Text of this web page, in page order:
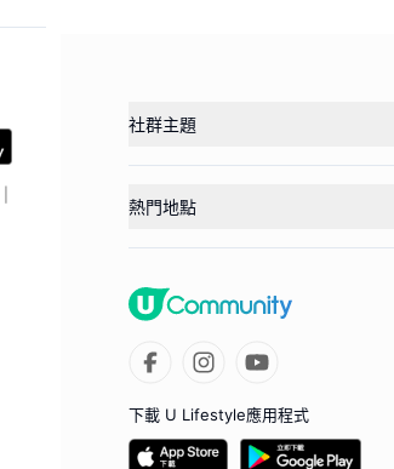
社群主題
熱門地點
下載 U Lifestyle應用程式